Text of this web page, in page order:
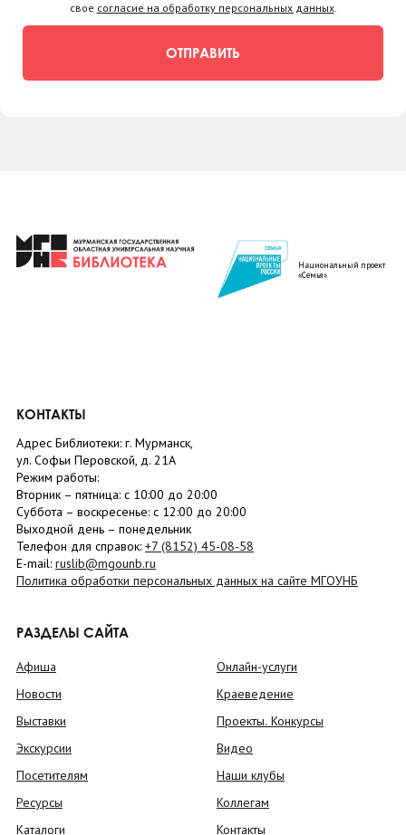
свое согласие на обработку персональных данных.
ОТПРАВИТЬ
Национальный проект
«Семья»
КОНТАКТЫ
Адрес Библиотеки: г. Мурманск,
ул. Софьи Перовской, д. 21А
Режим работы:
Вторник – пятница: с 10:00 до 20:00
Суббота – воскресенье: c 12:00 до 20:00
Выходной день – понедельник
Телефон для справок: +7 (8152) 45-08-58
E-mail: ruslib@mgounb.ru
Политика обработки персональных данных на сайте МГОУНБ
РАЗДЕЛЫ САЙТА
Афиша
Новости
Выставки
Экскурсии
Посетителям
Ресурсы
Каталоги
Онлайн-услуги
Краеведение
Проекты. Конкурсы
Видео
Наши клубы
Коллегам
Контакты